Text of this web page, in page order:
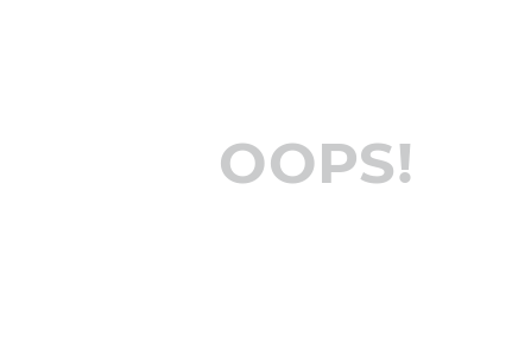
OOPS!
6 .
americansport